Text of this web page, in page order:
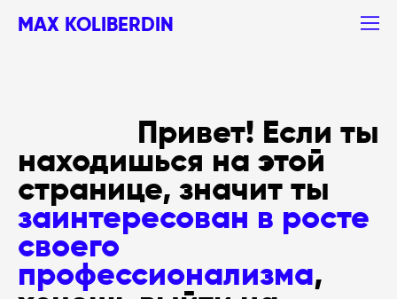
MAX KOLIBERDIN
Привет! Если ты
находишься на этой
странице, значит ты
заинтересован в росте
своего
профессионализма,